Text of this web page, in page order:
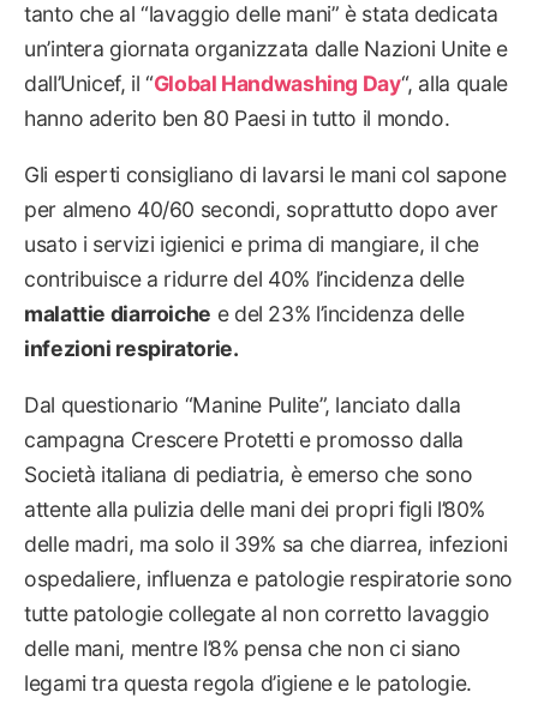
tanto che al “lavaggio delle mani” è stata dedicata
un’intera giornata organizzata dalle Nazioni Unite e
dall’Unicef, il “Global Handwashing Day“, alla quale
hanno aderito ben 80 Paesi in tutto il mondo.
Gli esperti consigliano di lavarsi le mani col sapone
per almeno 40/60 secondi, soprattutto dopo aver
usato i servizi igienici e prima di mangiare, il che
contribuisce a ridurre del 40% l’incidenza delle
malattie diarroiche e del 23% l’incidenza delle
infezioni respiratorie.
Dal questionario “Manine Pulite”, lanciato dalla
campagna Crescere Protetti e promosso dalla
Società italiana di pediatria, è emerso che sono
attente alla pulizia delle mani dei propri figli l’80%
delle madri, ma solo il 39% sa che diarrea, infezioni
ospedaliere, influenza e patologie respiratorie sono
tutte patologie collegate al non corretto lavaggio
delle mani, mentre l’8% pensa che non ci siano
legami tra questa regola d’igiene e le patologie.